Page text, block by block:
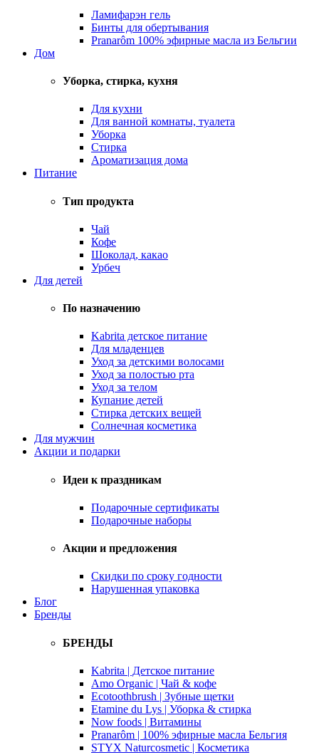
Ламифарэн гель
Бинты для обертывания
Pranarôm 100% эфирные масла из Бельгии
Дом
Уборка, стирка, кухня
Для кухни
Для ванной комнаты, туалета
Уборка
Стирка
Ароматизация дома
Питание
Тип продукта
Чай
Кофе
Шоколад, какао
Урбеч
Для детей
По назначению
Kabrita детское питание
Для младенцев
Уход за детскими волосами
Уход за полостью рта
Уход за телом
Купание детей
Стирка детских вещей
Солнечная косметика
Для мужчин
Акции и подарки
Идеи к праздникам
Подарочные сертификаты
Подарочные наборы
Акции и предложения
Скидки по сроку годности
Нарушенная упаковка
Блог
Бренды
БРЕНДЫ
Kabrita | Детское питание
Amo Organic | Чай & кофе
Ecotoothbrush | Зубные щетки
Etamine du Lys | Уборка & стирка
Now foods | Витамины
Pranarôm | 100% эфирные масла Бельгия
STYX Naturcosmetic | Косметика